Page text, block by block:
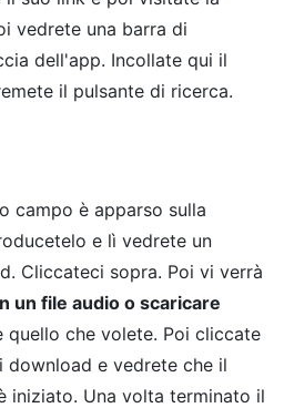
vedrete una barra di
dell'app. Incollate qui il
il pulsante di ricerca.
campo è apparso sulla
e lì vedrete un
Cliccateci sopra. Poi vi verrà
un file audio o scaricare
quello che volete. Poi cliccate
download e vedrete che il
iniziato. Una volta terminato il